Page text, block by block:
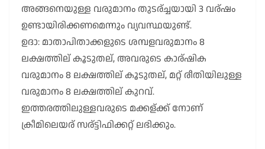
അങ്ങനെയുള്ള വരുമാനം തുടര്ച്ചയായി 3 വര്ഷം
ഉണ്ടായിരിക്കണമെന്നും വ്യവസ്ഥയുണ്ട്.
ഉദാ: മാതാപിതാക്കളുടെ ശമ്പളവരുമാനം 8
ലക്ഷത്തില് കൂടുതല്, അവരുടെ കാര്ഷിക
വരുമാനം 8 ലക്ഷത്തില് കൂടുതല്, മറ്റ് രീതിയിലുള്ള
വരുമാനം 8 ലക്ഷത്തില് കുറവ്.
ഇത്തരത്തിലുള്ളവരുടെ മക്കള്ക്ക് നോണ്
ക്രീമിലെയര് സര്ട്ടിഫിക്കറ്റ് ലഭിക്കും.